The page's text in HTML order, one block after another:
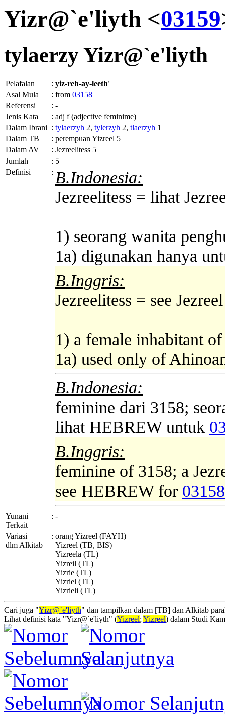
Yizr@`e'liyth <03159
tylaerzy Yizr@`e'liyth
Pelafalan : yiz-reh-ay-leeth'
Asal Mula
: from 03158
Referensi
: -
Jenis Kata
: adj f (adjective feminime)
Dalam Ibrani : tylaerzyh 2, tylerzyh 2, tlaerzyh 1
Dalam TB
: perempuan Yizreel 5
Dalam AV
: Jezreelitess 5
Jumlah
: 5
Definisi
: B.Indonesia:
Jezreelitess = lihat
1) seorang wanita
1a) digunakan hanya
B.Inggris:
Jezreelitess = see
1) a female inhabitant of
1a) used only of
B.Indonesia:
feminine dari 3158;
lihat HEBREW untuk
B.Inggris:
feminine of 3158; a
see HEBREW for 03158
Yunani
Terkait
: -
Variasi
dlm Alkitab
: orang Yizreel (FAYH)
Yizreel (TB, BIS)
Yizreela (TL)
Yizreil (TL)
Yizrie (TL)
Yizriel (TL)
Yizrieli (TL)
Cari juga "Yizr@`e'liyth" dan tampilkan dalam [TB] dan Alkitab
Lihat definisi kata "Yizr@`e'liyth" (Yizreel; Yizreel) dalam Studi